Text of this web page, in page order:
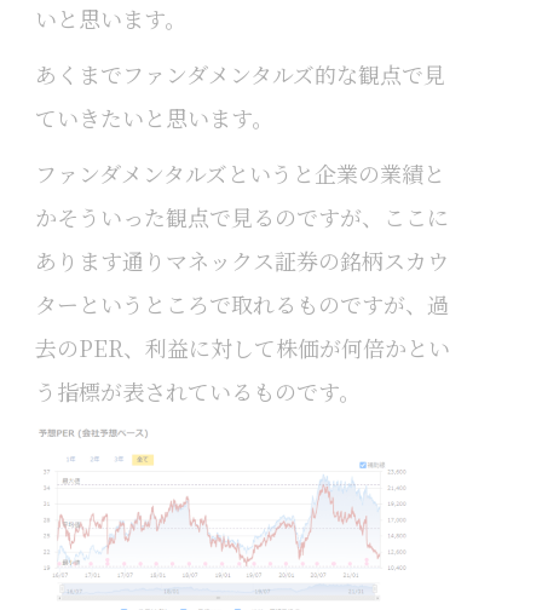
いと思います。
あくまでファンダメンタルズ的な観点で見
ていきたいと思います。
ファンダメンタルズというと企業の業績と
かそういった観点で見るのですが、ここに
あります通りマネックス証券の銘柄スカウ
ターというところで取れるものですが、過
去のPER、利益に対して株価が何倍かとい
う指標が表されているものです。